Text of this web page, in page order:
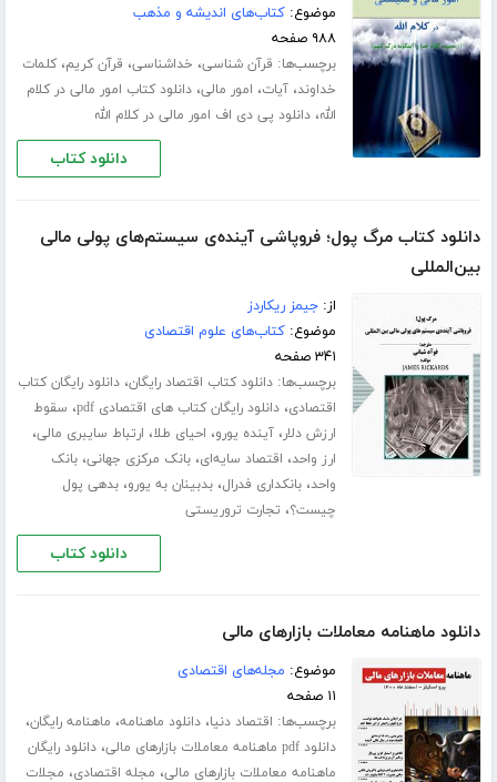
موضوع:کتاب‌های اندیشه و مذهب
۹۸۸ صفحه
برچسب‌ها: قرآن شناسی، خداشناسی، قرآن کریم،کلمات
خداوند،آیات، امور مالی،دانلود کتاب امور مالی در کلام
الله،دانلود پی دی اف امور مالی در کلام الله
دانلود کتاب
دانلود کتاب مرگ پول؛ فروپاشی آینده‌ی سیستم‌های پولی مالی
بین‌المللی
از:جیمز ریکاردز
موضوع:کتاب‌های علوم اقتصادی
۳۴۱ صفحه
برچسب‌ها:دانلود کتاب اقتصاد رایگان،دانلود رایگان کتاب
اقتصادی،دانلود رایگان کتاب های اقتصادی pdf ، سقوط
ارزش دلار،آینده یورو، احیای طلا، ارتباط سایبری مالی،
ارز واحد، اقتصاد سایه‌ای،بانک مرکزی جهانی،بانک
واحد،بانکداری فدرال،بدبینان به یورو،بدهی پول
چیست؟، تجارت تروریستی
دانلود کتاب
دانلود ماهنامه معاملات بازارهای مالی
موضوع: مجله‌های اقتصادی
۱۱ صفحه
برچسب‌ها: اقتصاد دنیا،دانلود ماهنامه، ماهنامه رایگان،
دانلود pdf ماهنامه معاملات بازارهای مالی ،دانلود رایگان
ماهنامه معاملات بازارهای مالی، مجله اقتصادی، مجلات